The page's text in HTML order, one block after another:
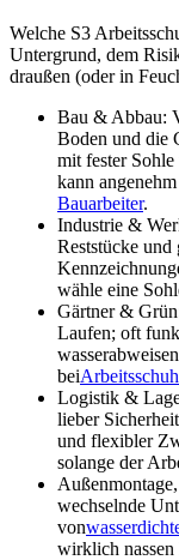
Welche S3
Untergrund, dem
draußen (oder in
Bau & Abbau:
Boden und die
mit fester
kann
Bauarbeiter.
Industrie &
Reststücke und
wähle eine
Gärtner &
Laufen; oft
bei
Logistik &
lieber
und flexibler
solange der
wechselnde
von
wirklich nassen